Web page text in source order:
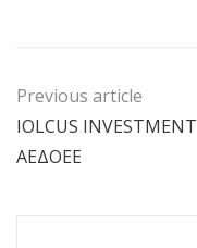
Previous article
IOLCUS INVESTMENT
ΑΕΔΟΕΕ